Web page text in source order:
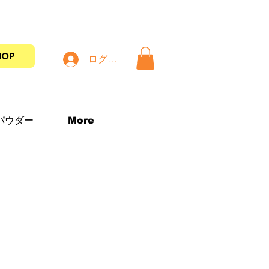
ログイン
ウダー More